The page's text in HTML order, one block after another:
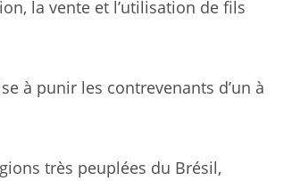
la vente et l’utilisation de fils
à punir les contrevenants d’un à
très peuplées du Brésil,